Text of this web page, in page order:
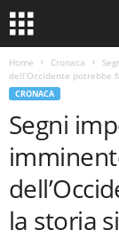
Home Cronaca
dell’Occidente potrebbe
CRONACA
Segni
la storia